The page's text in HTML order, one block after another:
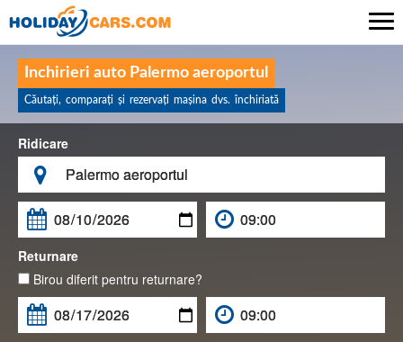
Inchirieri auto Palermo aeroportul
Căutaţi, comparaţi şi rezervaţi maşina dvs. închiriată
Ridicare


Returnare
Birou diferit pentru returnare?